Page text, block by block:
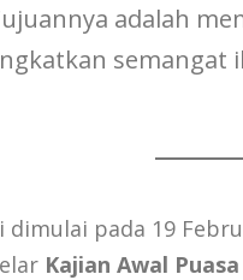
adalah
semangat
dimulai pada 19
Kajian Awal Puasa